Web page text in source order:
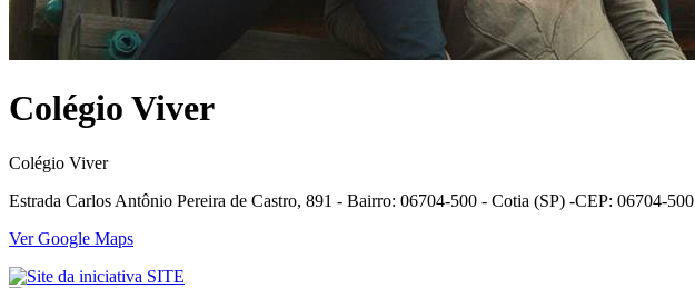
Colégio Viver
Colégio Viver
Estrada Carlos Antônio Pereira de Castro, 891 - Bairro: 06704-500 - Cotia (SP) -CEP: 06704-500
Ver Google Maps
SITE